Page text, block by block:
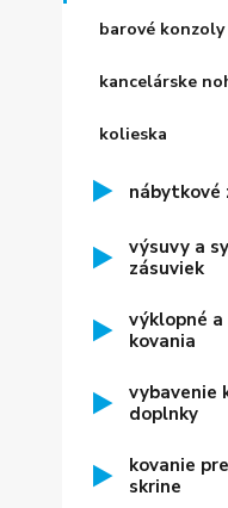
barové konzoly
kancelárske
kolieska
nábytkové
výsuvy a
zásuviek
výklopné a
kovania
vybavenie
doplnky
kovanie
skrine